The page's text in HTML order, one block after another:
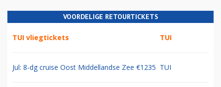
VOORDELIGE RETOURTICKETS
TUI vliegtickets TUI
Jul: 8-dg cruise Oost Middellandse Zee €1235 TUI